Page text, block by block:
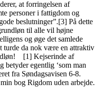
at forringelsen af
personer i fattigdom og
beslutninger”.[3] På dette
til alle vil højne
og øge det samlede
turde da nok være en attraktiv
[1] Kejserinde af
egentlig ‘som man
fra Søndagsavisen 6-8.
bog Rigdom uden arbejde.